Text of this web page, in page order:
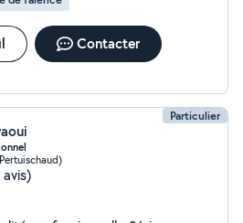
Contacter
Particulier
avis)